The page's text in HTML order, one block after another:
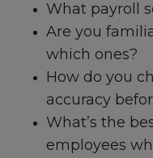
What payroll
Are you
which ones?
How do you
accuracy
What’s the
employees